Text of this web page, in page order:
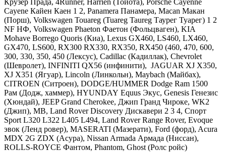
Cayene Кайен Каен 1 2, Panamera Панамера, Macan Макан
(Порш), Volkswagen Touareg (Tuareg Taureg Таурег Туарег) 1 2
NF НФ, Volkswagen Phaeton Фаетон (Фольцваген), KIA
Mohave Borrego Quoris (Киа), Lexus GX460, LS460, LX460,
GX470, LS600, RX300 RX330, RX350, RX450 (460, 470, 600,
300, 330, 350, 450 (Лексус), Cadillac (Кадиллак), Сhevrolet
(Шевролет), INFINITI QX56 (инфинити), JAGUAR XJ X350,
XJ X351 (Ягуар), Lincoln (Линкольн), Maybach (Майбах),
CITROEN (Ситроен), DODGE/HUMMER Dodge Ram 1500
Рам (Додж, хаммер), HYUNDAY Equus Экус, Genesis Генезис
(Хюндай), JEEP Grand Cherokee, Джип Гранд Чироке, WK2
(Джип), MB, Land Rover Discovery Дискавери 2 3 4, Спорт
Sport L320 L322 L405 L494, Land Rover Range Rover, Evoque
эвок (Ленд ровер), MASERATI (Мазерати), Ford (форд), Acura
MDX 2G ZDX (Асура), Nissan Armada Армада (Ниссан),
ROLLS-ROYCE Фантом, Phantom, Ghost (Ролс ройс)